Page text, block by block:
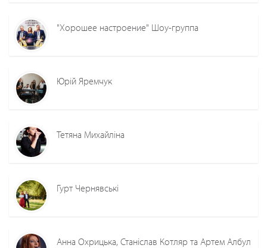
"Хорошее настроение" Шоу-группа
Юрій Яремчук
Тетяна Михайліна
Гурт Чернявські
Анна Охрицька, Станіслав Котляр та Артем Албул